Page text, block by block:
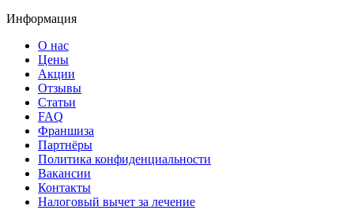
Информация
О нас
Цены
Акции
Отзывы
Статьи
FAQ
Франшиза
Партнёры
Политика конфиденциальности
Вакансии
Контакты
Налоговый вычет за лечение